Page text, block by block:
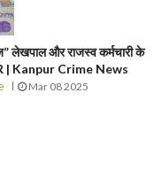
लेखपाल और राजस्व कर्मचारी के
| Kanpur Crime News
Mar 08 2025